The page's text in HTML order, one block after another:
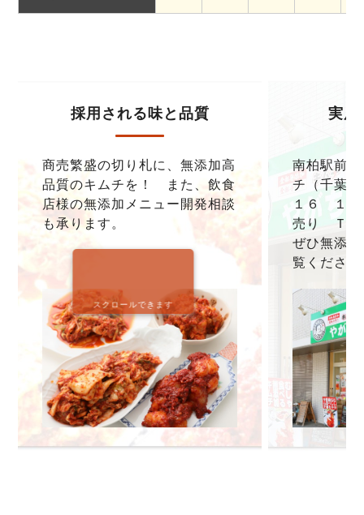
採用される味と品質
商売繁盛の切り札に、無添加高
品質のキムチを！ また、飲食
店様の無添加メニュー開発相談
も承ります。
実店
南柏駅前
チ（千葉
１６ １F
売り ＴＥ
ぜひ無添
覧くださ
スクロールできます